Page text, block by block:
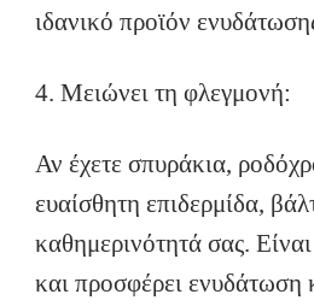
ιδανικό προϊόν
4. Μειώνει τη φλεγμονή:
Αν έχετε σπυράκια,
ευαίσθητη επιδερμίδα,
καθημερινότητά σας.
και προσφέρει ενυδάτωση